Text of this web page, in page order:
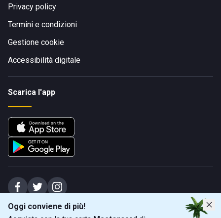
Oggi conviene di più!
Privacy policy
Termini e condizioni
Gestione cookie
Accessibilità digitale
Scarica l'app
Spiagge Srl - Sede legale: Via Marecchiese 48, 47923 Rimini (RN), IT -